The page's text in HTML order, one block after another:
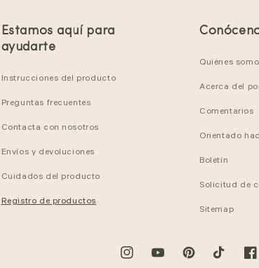
Estamos aquí para
ayudarte
Instrucciones del producto
Preguntas frecuentes
Contacta con nosotros
Envíos y devoluciones
Cuidados del producto
Registro de productos
Quiénes
Acerca del
Comentarios
Orientado
Boletín
Solicitud de
Sitemap
InstagramYouTubePinterestTikTok